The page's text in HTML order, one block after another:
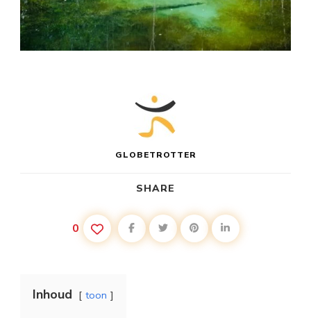
GLOBETROTTER
SHARE
0
Inhoud toon